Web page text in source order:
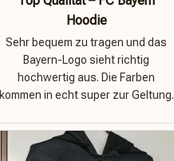
Hoodie
Sehr bequem zu tragen und das
Bayern-Logo sieht richtig
hochwertig aus. Die Farben
kommen in echt super zur Geltung.